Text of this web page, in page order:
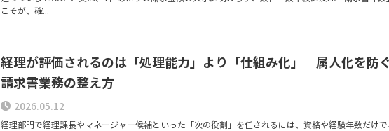
こそが、確...
経理が評価されるのは「処理能力」より「仕組み化」｜属人化を防
請求書業務の整え方
2026.05.12
経理部門で経理課長やマネージャー候補といった「次の役割」を任されるには、資格や経験年数だけで